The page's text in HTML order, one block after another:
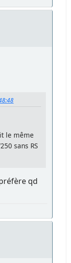
le même
sans RS
qd